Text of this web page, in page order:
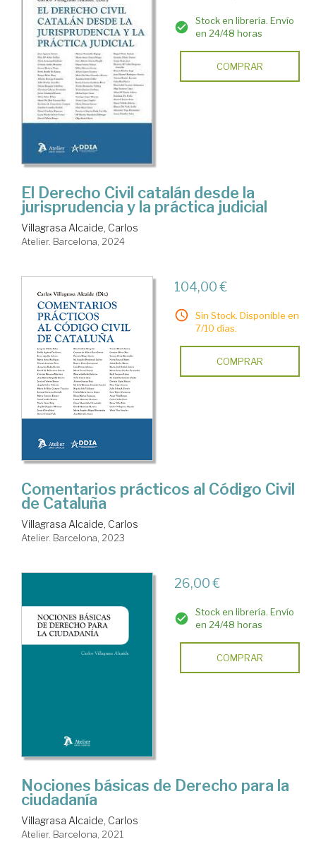
Stock en librería. Envío
en 24/48 horas
COMPRAR
El Derecho Civil catalán desde la
jurisprudencia y la práctica judicial
Villagrasa Alcaide, Carlos
Atelier. Barcelona, 2024
104,00 €
Sin Stock. Disponible en
7/10 días.
COMPRAR
Comentarios prácticos al Código Civil
de Cataluña
Villagrasa Alcaide, Carlos
Atelier. Barcelona, 2023
26,00 €
Stock en librería. Envío
en 24/48 horas
COMPRAR
Nociones básicas de Derecho para la
ciudadanía
Villagrasa Alcaide, Carlos
Atelier. Barcelona, 2021